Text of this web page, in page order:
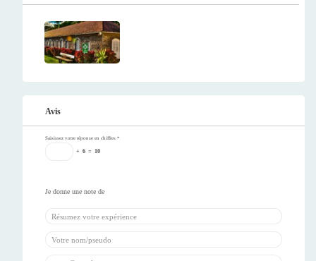
Avis
Saisissez votre réponse en chiffres *
+ 6 = 10